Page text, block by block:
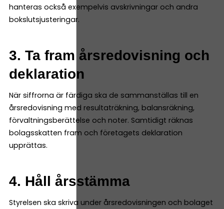
hanteras också exempelvis avskrivningar och andra
bokslutsjusteringar.
3. Ta fram årsredovisning och
deklaration
När siffrorna är färdiga ska de sammanställas till en
årsredovisning med resultaträkning, balansräkning,
förvaltningsberättelse och noter. Samtidigt räknas
bolagsskatten fram och företagets deklaration
upprättas.
4. Håll årsstämma
Styrelsen ska skriva under årsredovisningen och bolaget